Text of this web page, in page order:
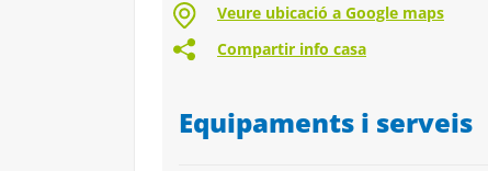
Veure ubicació a Google maps
Compartir info casa
Equipaments i serveis